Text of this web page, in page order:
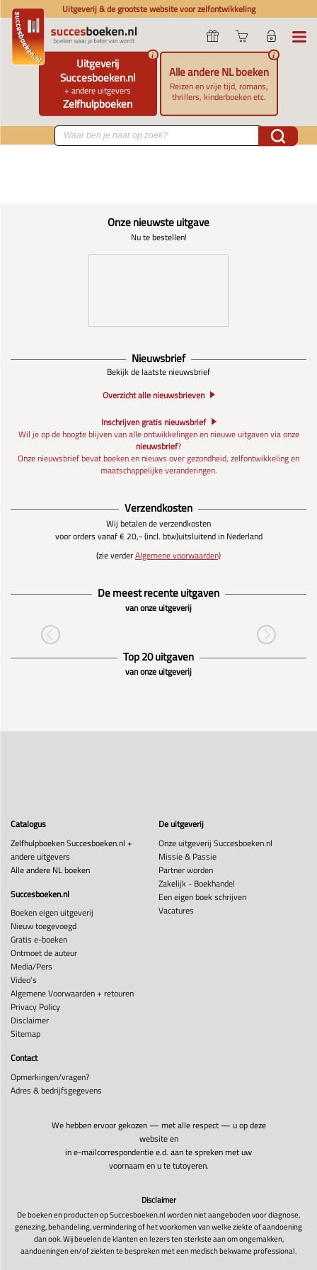
Uitgeverij & de grootste website voor zelfontwikkeling
Uitgeverij
Succesboeken.nl
+ andere uitgevers
Zelfhulpboeken
i
Alle andere NL boeken
Reizen en vrije tijd, romans,
thrillers, kinderboeken etc.
i
Onze nieuwste uitgave
Nu te bestellen!
Nieuwsbrief
Bekijk de laatste nieuwsbrief
Overzicht alle nieuwsbrieven
Inschrijven gratis nieuwsbrief
Wil je op de hoogte blijven van alle ontwikkelingen en nieuwe uitgaven via onze
nieuwsbrief?
Onze nieuwsbrief bevat boeken en nieuws over gezondheid, zelfontwikkeling en
maatschappelijke veranderingen.
Verzendkosten
Wij betalen de verzendkosten
voor orders vanaf € 20,- (incl. btw)uitsluitend in Nederland
(zie verderAlgemene voorwaarden)
De meest recente uitgaven
van onze uitgeverij
Top 20 uitgaven
van onze uitgeverij
Catalogus
Zelfhulpboeken Succesboeken.nl +
andere uitgevers
Alle andere NL boeken
Succesboeken.nl
Boeken eigen uitgeverij
Nieuw toegevoegd
Gratis e-boeken
Ontmoet de auteur
Media/Pers
Video's
Algemene Voorwaarden + retouren
Privacy Policy
Disclaimer
Sitemap
De uitgeverij
Onze uitgeverij Succesboeken.nl
Missie & Passie
Partner worden
Zakelijk - Boekhandel
Een eigen boek schrijven
Vacatures
Contact
Opmerkingen/vragen?
Adres & bedrijfsgegevens
We hebben ervoor gekozen — met alle respect — u op deze
website en
in e-mailcorrespondentie e.d. aan te spreken met uw
voornaam en u te tutoyeren.
Disclaimer
De boeken en producten op Succesboeken.nl worden niet aangeboden voor diagnose,
genezing, behandeling, vermindering of het voorkomen van welke ziekte of aandoening
dan ook. Wij bevelen de klanten en lezers ten sterkste aan om ongemakken,
aandoeningen en/of ziekten te bespreken met een medisch bekwame professional.